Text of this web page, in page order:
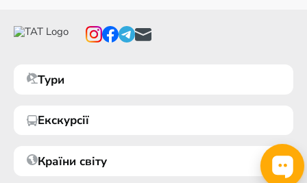
Тури
Екскурсії
Країни світу